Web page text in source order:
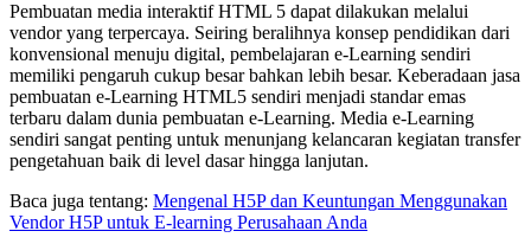
Pembuatan media interaktif HTML 5 dapat dilakukan melalui
vendor yang terpercaya. Seiring beralihnya konsep pendidikan dari
konvensional menuju digital, pembelajaran e-Learning sendiri
memiliki pengaruh cukup besar bahkan lebih besar. Keberadaan jasa
pembuatan e-Learning HTML5 sendiri menjadi standar emas
terbaru dalam dunia pembuatan e-Learning. Media e-Learning
sendiri sangat penting untuk menunjang kelancaran kegiatan transfer
pengetahuan baik di level dasar hingga lanjutan.
Baca juga tentang: Mengenal H5P dan Keuntungan Menggunakan
Vendor H5P untuk E-learning Perusahaan Anda